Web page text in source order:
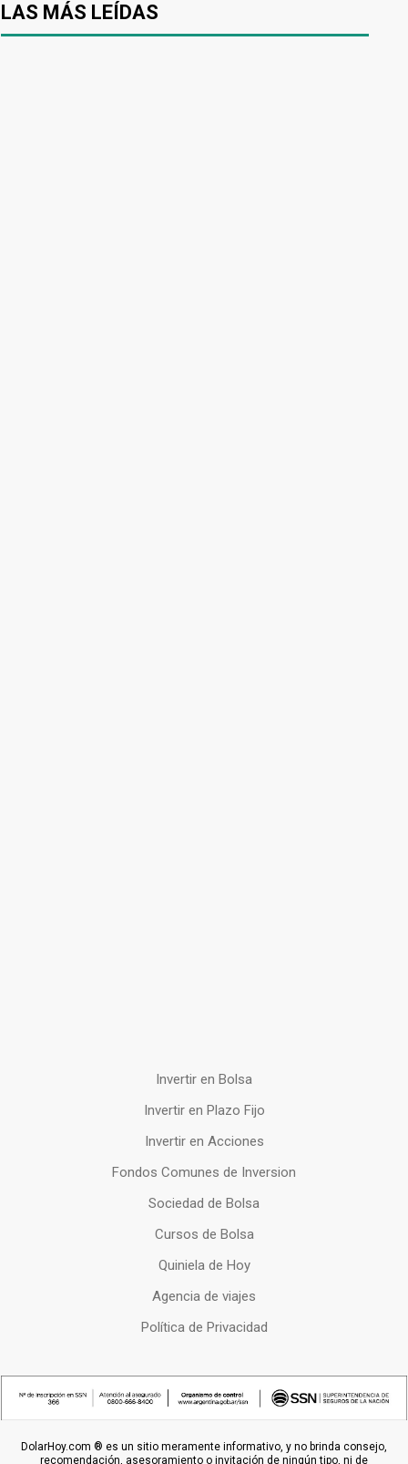
LAS MÁS LEÍDAS
Invertir en Bolsa
Invertir en Plazo Fijo
Invertir en Acciones
Fondos Comunes de Inversion
Sociedad de Bolsa
Cursos de Bolsa
Quiniela de Hoy
Agencia de viajes
Política de Privacidad
DolarHoy.com ® es un sitio meramente informativo, y no brinda consejo,
recomendación, asesoramiento o invitación de ningún tipo, ni de